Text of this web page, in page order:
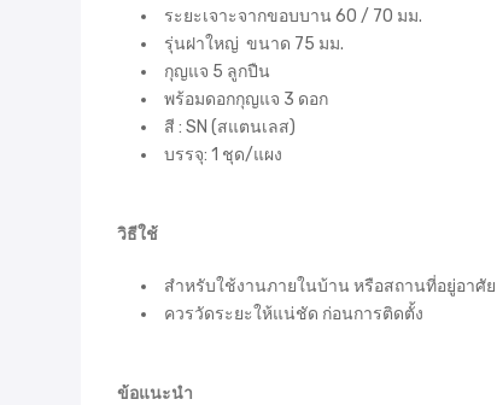
ระยะเจาะจากขอบบาน 60 / 70 มม.
รุ่นฝาใหญ่ ขนาด 75 มม.
กุญแจ 5 ลูกปืน
พร้อมดอกกุญแจ 3 ดอก
สี : SN (สแตนเลส)
บรรจุ: 1 ชุด/แผง
วิธีใช้
สำหรับใช้งานภายในบ้าน หรือสถานที่อยู่อาศัย
ควรวัดระยะให้แน่ชัด ก่อนการติดตั้ง
ข้อแนะนำ